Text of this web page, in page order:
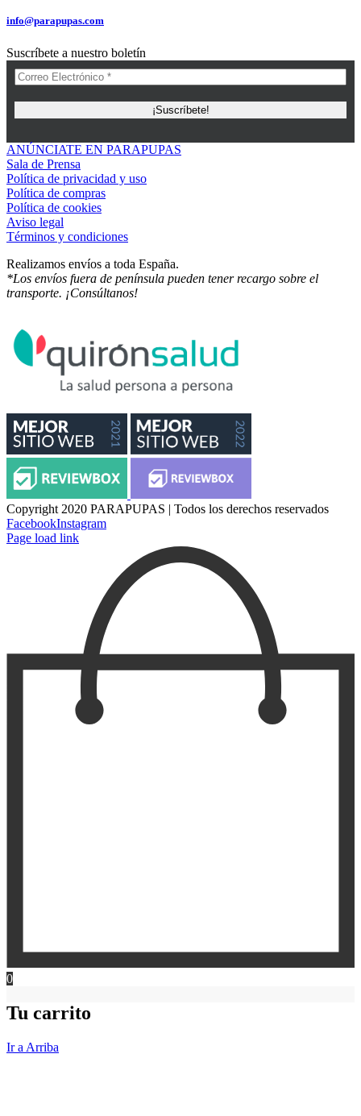
info@parapupas.com
Suscríbete a nuestro boletín
ANÚNCIATE EN PARAPUPAS
Sala de Prensa
Política de privacidad y uso
Política de compras
Política de cookies
Aviso legal
Términos y condiciones
Realizamos envíos a toda España.
*Los envíos fuera de península pueden tener recargo sobre el
transporte. ¡Consúltanos!
Copyright 2020 PARAPUPAS | Todos los derechos reservados
FacebookInstagram
Page load link
0
Tu carrito
Ir a Arriba